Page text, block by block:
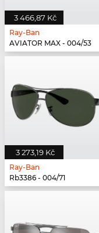
3 466,87 Kč
Ray-Ban
AVIATOR MAX - 004/53
3 273,19 Kč
Ray-Ban
Rb3386 - 004/71